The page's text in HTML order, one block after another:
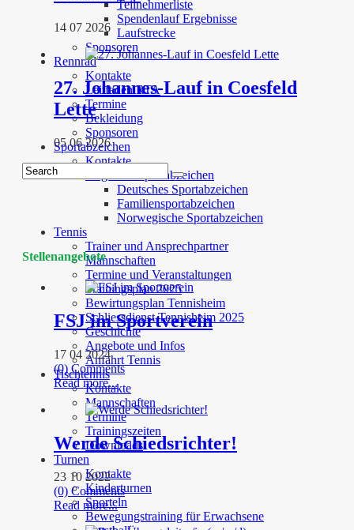
Teilnehmerliste
Spendenlauf Ergebnisse
Laufstrecke
Sponsoren
Rennrad
Kontakte
Leitfaden RTA
Termine
Bekleidung
Sponsoren
Sportabzeichen
Kontakte
Angebote Sportabzeichen
Deutsches Sportabzeichen
Familiensportabzeichen
Norwegische Sportabzeichen
Tennis
Trainer und Ansprechpartner
Mannschaften
Termine und Veranstaltungen
Trainingsplan 2025
Bewirtungsplan Tennisheim
Schliessdienst Tennisheim 2025
Geschichte
Angebote und Infos
Anfahrt Tennis
Tischtennis
Kontakte
Mannschaften
Termine
Trainingszeiten
Downloads
Turnen
Kontakte
Kinderturnen
Sporteln
Bewegungstraining für Erwachsene
14 07 2026
27. Johannes-Lauf in Coesfeld
Lette
05 06 2026
Stellenangebote
FSJ im Sportverein
17 04 2024
(0) Comments
Read more...
Werde Schiedsrichter!
23 10 2022
(0) Comments
Read more...